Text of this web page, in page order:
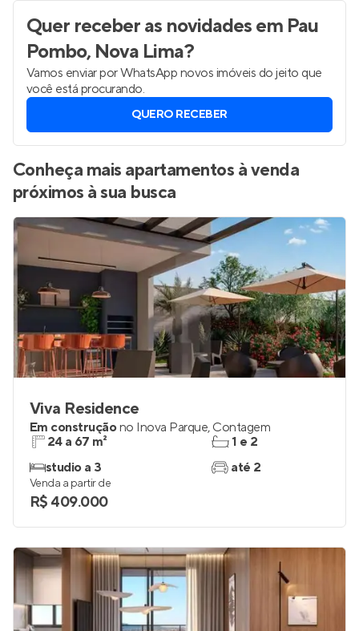
Quer receber as novidadesem Pau
Pombo, Nova Lima?
Vamos enviar por WhatsApp novos imóveis do jeito que
você está procurando.
QUERO RECEBER
Conheça mais apartamentos à venda
próximos à sua busca
Viva Residence
Em construçãono Inova Parque, Contagem
24 a 67 m²
studio a 3
1 e 2
até 2
Venda a partir de
R$ 409.000